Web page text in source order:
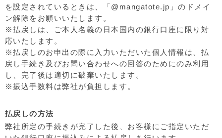
を設定されているときは、「@mangatote.jp」のドメイ
ン解除をお願いいたします。
※払戻しは、ご本人名義の日本国内の銀行口座に限り対
応いたします。
※払戻しのお申出の際に入力いただいた個人情報は、払
戻し手続き及びお問い合わせへの回答のためにのみ利用
し、完了後は適切に破棄いたします。
※振込手数料は弊社が負担します。
払戻しの方法
弊社所定の手続きが完了した後、お客様にご指定いただ